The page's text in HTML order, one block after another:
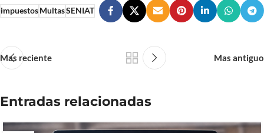
impuestosMultasSENIAT
Mas reciente Mas antiguo
Entradas relacionadas